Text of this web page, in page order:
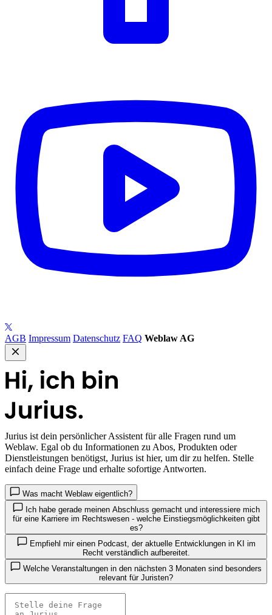
AGB Impressum Datenschutz FAQ Weblaw AG
Jurius ist dein persönlicher Assistent für alle Fragen rund um
Weblaw. Egal ob du Informationen zu Abos, Produkten oder
Dienstleistungen benötigst, Jurius ist hier, um dir zu helfen. Stelle
einfach deine Frage und erhalte sofortige Antworten.
Was macht Weblaw eigentlich?
Ich habe gerade meinen Abschluss gemacht und interessiere mich
für eine Karriere im Rechtswesen - welche Einstiegsmöglichkeiten gibt
es?
Empfiehl mir einen Podcast, der aktuelle Entwicklungen in KI im
Recht verständlich aufbereitet.
relevant für Juristen?